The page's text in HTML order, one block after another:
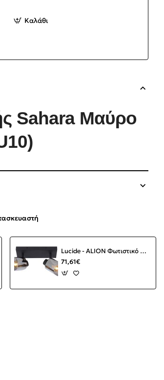
Καλάθι
Sahara Μαύρο
Lucide - ALION Φωτιστικό Οροφής 2φωτο Μαύρο Ματ (Black Mat)|Φυμέ (Smoke)
71,61€